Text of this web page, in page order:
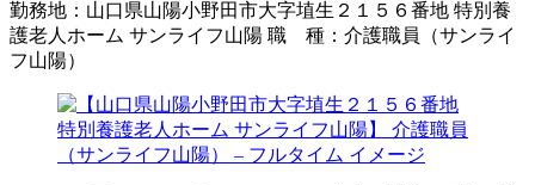
勤務地： 山口県山陽小野田市大字埴生２１５６番地 特別養
護老人ホーム サンライフ山陽 職 種： 介護職員（サンライ
フ山陽）